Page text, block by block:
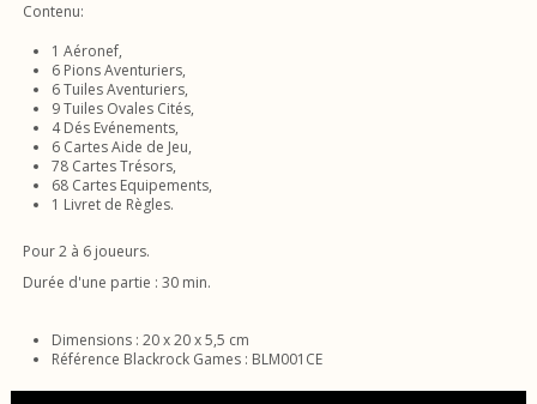
Contenu:
1 Aéronef,
6 Pions Aventuriers,
6 Tuiles Aventuriers,
9 Tuiles Ovales Cités,
4 Dés Evénements,
6 Cartes Aide de Jeu,
78 Cartes Trésors,
68 Cartes Equipements,
1 Livret de Règles.
Pour 2 à 6 joueurs.
Durée d'une partie : 30 min.
Dimensions : 20 x 20 x 5,5 cm
Référence Blackrock Games : BLM001CE